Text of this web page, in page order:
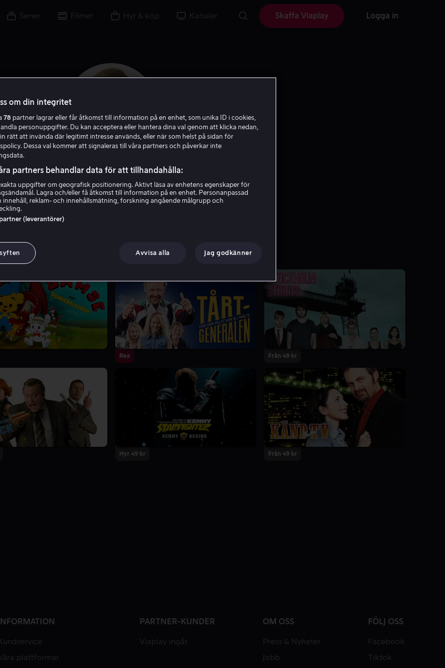
Serier Filmer Hyr & köp Kanaler Skaffa Viaplay Logga in
Cecilia Frode
Skådespelare Röst
Rea Från 49 kr
Hyr 49 kr Från 49 kr
plattformar
PARTNER-KUNDER
Viaplay ingår
OM OSS
Press & Nyheter
Jobb
FÖLJ OSS
Facebook
Tiktok
om din integritet
78 partner lagrar eller får åtkomst till information på en enhet, som unika ID i cookies,
personuppgifter. Du kan acceptera eller hantera dina val genom att klicka nedan,
rätt att invända där legitimt intresse används, eller när som helst på sidan för
Dessa val kommer att signaleras till våra partners och påverkar inte
partners behandlar data för att tillhandahålla:
uppgifter om geografisk positionering. Aktivt läsa av enhetens egenskaper för
Lagra och/eller få åtkomst till information på en enhet. Personanpassad
innehåll, reklam- och innehållsmätning, forskning angående målgrupp och
(leverantörer)
Avvisa alla Jag godkänner